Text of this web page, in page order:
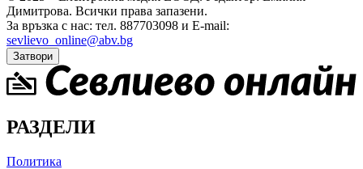
Димитрова. Всички права запазени.
За връзка с нас: тел. 887703098 и E-mail:
sevlievo_online@abv.bg
Затвори
РАЗДЕЛИ
Политика